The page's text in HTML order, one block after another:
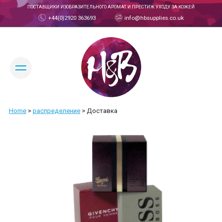
ПОСТАВЩИКИ ИЗОБРАЗИТЕЛЬНОГО АРОМАТ И ПРЕСТИЖ УХОДУ ЗА КОЖЕЙ
+44(0)2920 363693 info@hbsupplies.co.uk
ИЗМЕНИТЬ ЯЗЫК:
ПОЗНАКОМЬТЕСЬ С НАШЕЙ КОМАНДОЙ
Home > распределение >Доставка